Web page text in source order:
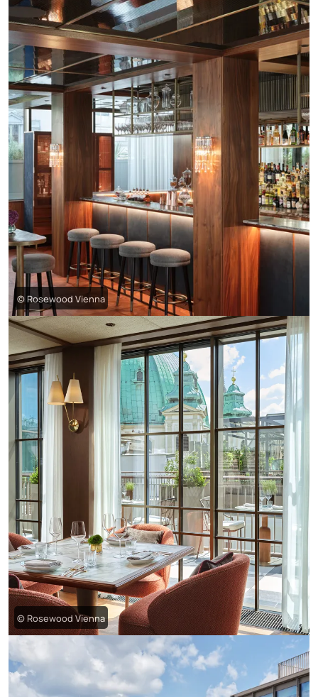
© Rosewood Vienna
© Rosewood Vienna